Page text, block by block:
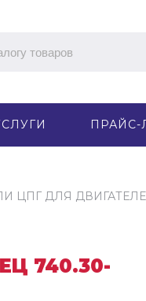
ПРАЙС-
ЦПГ ДЛЯ
740.30-